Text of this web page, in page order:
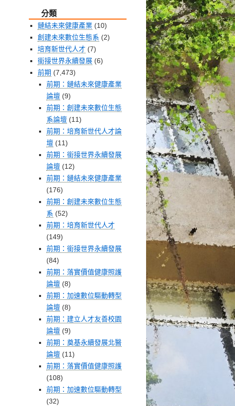
整
分類
鏈結未來健康產業 (10)
創建未來數位生態系 (2)
培育新世代人才 (7)
銜接世界永續發展 (6)
前期 (7,473)
前期：鏈結未來健康產業
論壇 (9)
前期：創建未來數位生態
系論壇 (11)
前期：培育新世代人才論
壇 (11)
前期：銜接世界永續發展
論壇 (12)
前期：鏈結未來健康產業
(176)
前期：創建未來數位生態
系 (52)
前期：培育新世代人才
(149)
前期：銜接世界永續發展
(84)
前期：落實價值健康照護
論壇 (8)
前期：加速數位驅動轉型
論壇 (8)
前期：建立人才友善校園
論壇 (9)
前期：奠基永續發展北醫
論壇 (11)
前期：落實價值健康照護
(108)
前期：加速數位驅動轉型
(32)